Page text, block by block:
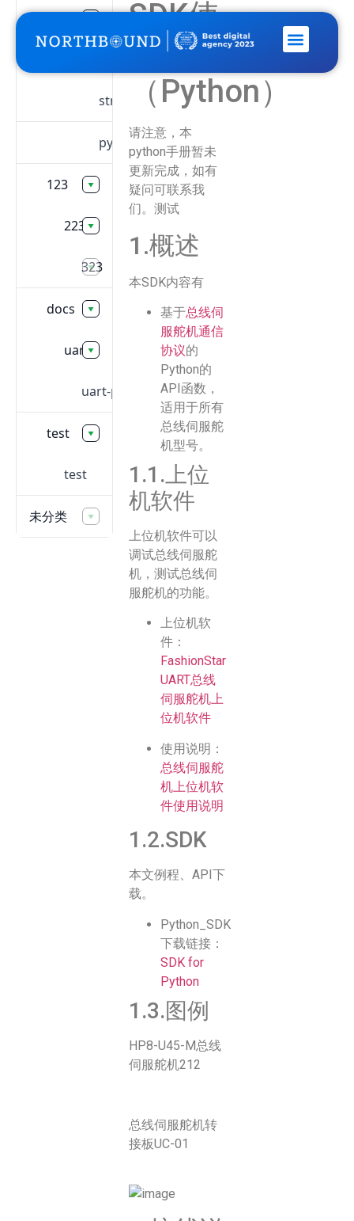
stm32f103
python
123
223
323
docs
uart
uart-protocol
test
test
未分类
SDK使
用手册
（Python）
请注意，本
python手册暂未
更新完成，如有
疑问可联系我
们。测试
1.概述
本SDK内容有
基于总线伺
服舵机通信
协议的
Python的
API函数，
适用于所有
总线伺服舵
机型号。
1.1.上位
机软件
上位机软件可以
调试总线伺服舵
机，测试总线伺
服舵机的功能。
上位机软
件：
FashionStar
UART总线
伺服舵机上
位机软件
使用说明：
总线伺服舵
机上位机软
件使用说明
1.2.SDK
本文例程、API下
载。
Python_SDK
下载链接：
SDK for
Python
1.3.图例
HP8-U45-M总线
伺服舵机212
总线伺服舵机转
接板UC-01